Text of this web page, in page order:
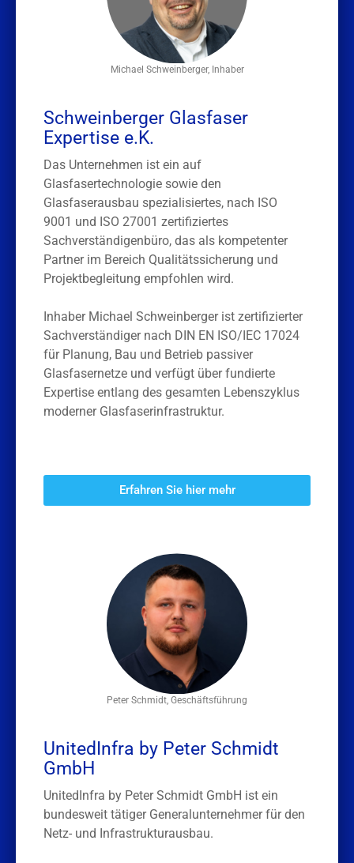
Michael Schweinberger, Inhaber
Schweinberger Glasfaser
Expertise e.K.
Das Unternehmen ist ein auf
Glasfasertechnologie sowie den
Glasfaserausbau spezialisiertes, nach ISO
9001 und ISO 27001 zertifiziertes
Sachverständigenbüro, das als kompetenter
Partner im Bereich Qualitätssicherung und
Projektbegleitung empfohlen wird.
Inhaber Michael Schweinberger ist zertifizierter
Sachverständiger nach DIN EN ISO/IEC 17024
für Planung, Bau und Betrieb passiver
Glasfasernetze und verfügt über fundierte
Expertise entlang des gesamten Lebenszyklus
moderner Glasfaserinfrastruktur.
Erfahren Sie hier mehr
Peter Schmidt, Geschäftsführung
UnitedInfra by Peter Schmidt
GmbH
UnitedInfra by Peter Schmidt GmbH ist ein
bundesweit tätiger Generalunternehmer für den
Netz- und Infrastrukturausbau.